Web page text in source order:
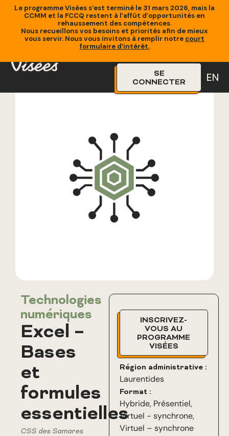
Le programme Visées s’est terminé le 31 mars 2026, mais la
CCMM et la FCCQ restent à l’affût d’opportunités en
rehaussement des compétences.
Nous recueillons vos besoins et priorités afin de mieux
vous servir. Nous vous invitons à remplir notre court
formulaire d’intérêt.
SE
CONNECTER
EN
Accueil» Formations» Excel – Bases et formules essentielles
Technologies
numériques
Excel –
Bases
et
formules
essentielles
CSS des Samares
INSCRIVEZ-
VOUS AU
PROGRAMME
VISÉES
Région administrative :
Laurentides
Format :
Hybride, Présentiel,
Virtuel - synchrone,
Virtuel – synchrone